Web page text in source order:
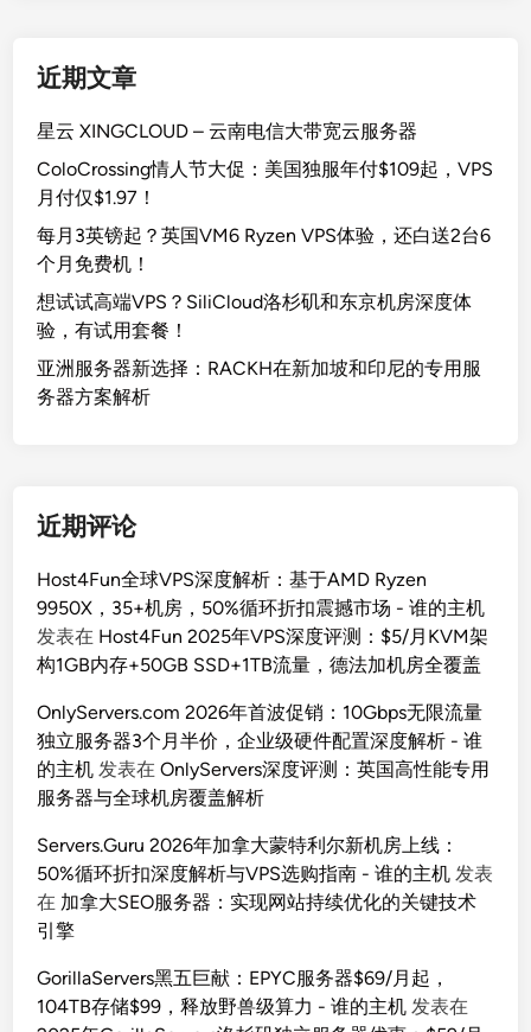
近期文章
星云 XINGCLOUD – 云南电信大带宽云服务器
ColoCrossing情人节大促：美国独服年付$109起，VPS
月付仅$1.97！
每月3英镑起？英国VM6 Ryzen VPS体验，还白送2台6
个月免费机！
想试试高端VPS？SiliCloud洛杉矶和东京机房深度体
验，有试用套餐！
亚洲服务器新选择：RACKH在新加坡和印尼的专用服
务器方案解析
近期评论
Host4Fun全球VPS深度解析：基于AMD Ryzen
9950X，35+机房，50%循环折扣震撼市场 - 谁的主机
发表在 Host4Fun 2025年VPS深度评测：$5/月KVM架
构1GB内存+50GB SSD+1TB流量，德法加机房全覆盖
OnlyServers.com 2026年首波促销：10Gbps无限流量
独立服务器3个月半价，企业级硬件配置深度解析 - 谁
的主机 发表在OnlyServers深度评测：英国高性能专用
服务器与全球机房覆盖解析
Servers.Guru 2026年加拿大蒙特利尔新机房上线：
50%循环折扣深度解析与VPS选购指南 - 谁的主机 发表
在 加拿大SEO服务器：实现网站持续优化的关键技术
引擎
GorillaServers黑五巨献：EPYC服务器$69/月起，
104TB存储$99，释放野兽级算力 - 谁的主机 发表在